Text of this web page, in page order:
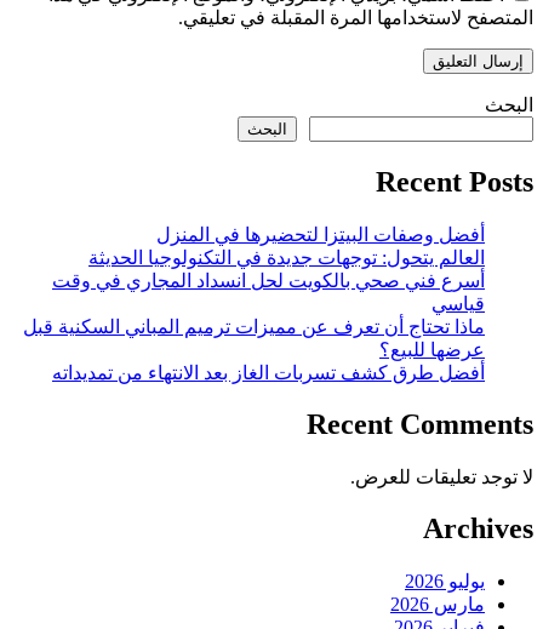
المتصفح لاستخدامها المرة المقبلة في تعليقي.
البحث
البحث
Recent Posts
أفضل وصفات البيتزا لتحضيرها في المنزل
العالم يتحول: توجهات جديدة في التكنولوجيا الحديثة
أسرع فني صحي بالكويت لحل انسداد المجاري في وقت
قياسي
ماذا تحتاج أن تعرف عن مميزات ترميم المباني السكنية قبل
عرضها للبيع؟
أفضل طرق كشف تسربات الغاز بعد الانتهاء من تمديداته
Recent Comments
لا توجد تعليقات للعرض.
Archives
يوليو 2026
مارس 2026